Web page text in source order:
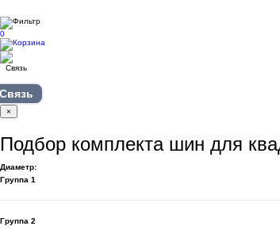
0
×
Подбор комплекта шин для
Диаметр:
Группа 1
Группа 2